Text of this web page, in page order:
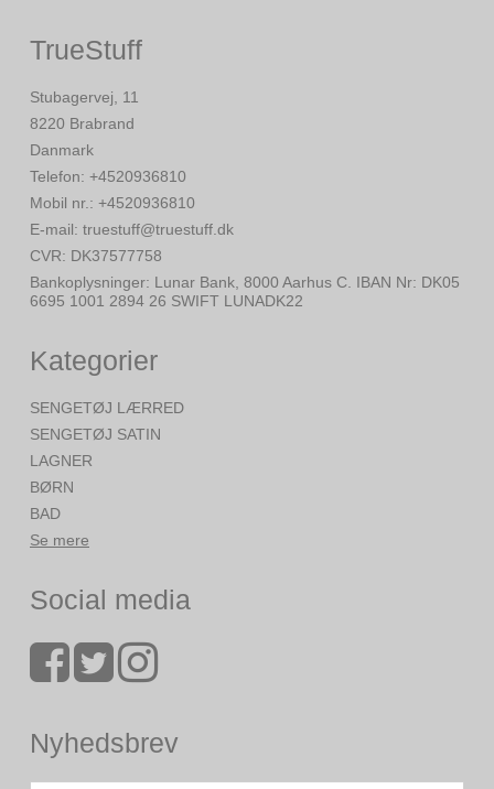
TrueStuff
Stubagervej, 11
8220 Brabrand
Danmark
Telefon: +4520936810
Mobil nr. : +4520936810
E-mail: truestuff@truestuff.dk
CVR: DK37577758
Bankoplysninger: Lunar Bank, 8000 Aarhus C. IBAN Nr: DK05
6695 1001 2894 26 SWIFT LUNADK22
Kategorier
SENGETØJ LÆRRED
SENGETØJ SATIN
LAGNER
BØRN
BAD
Se mere
Social media
Nyhedsbrev